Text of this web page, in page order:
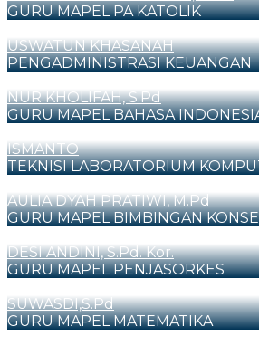
GURU MAPEL PA KATOLIK
USWATUN KHASANAH
PENGADMINISTRASI KEUANGAN
NUR KHOLIFAH, S.Pd
GURU MAPEL BAHASA
ISMANTO
TEKNISI LABORATORIUM
AULIA DYAH PRATIWI, M.Pd
GURU MAPEL BIMBINGAN
DESI ANDINI, S.Pd. Kor.
GURU MAPEL PENJASORKES
SUWASDI,S.Pd
GURU MAPEL MATEMATIKA